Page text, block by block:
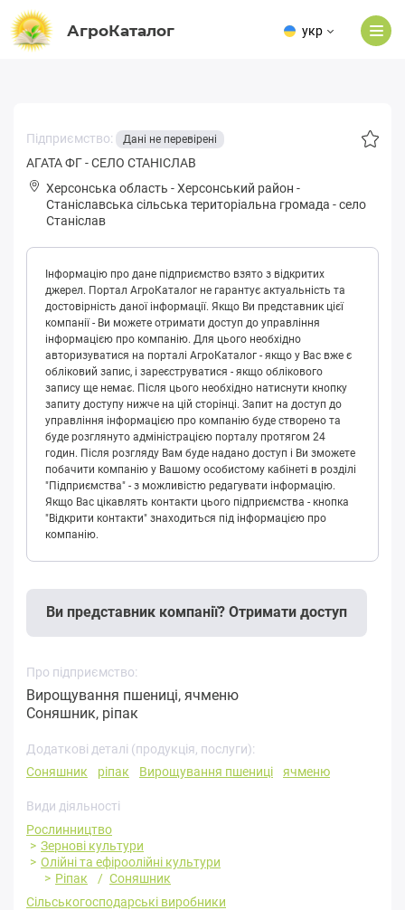
АгроКаталог укр
Підприємство: Дані не перевірені
АГАТА ФГ - СЕЛО СТАНІСЛАВ
Херсонська область -Херсонський район -
Стaніслaвськa сільська територіальна громада -село
Станіслав
Інформацію про дане підприємство взято з відкритих
джерел. Портал АгроКаталог не гарантує актуальність та
достовірність даної інформації. Якщо Ви представник цієї
компанії - Ви можете отримати доступ до управління
інформацією про компанію. Для цього необхідно
авторизуватися на порталі АгроКаталог - якщо у Вас вже є
обліковий запис, і зареєструватися - якщо облікового
запису ще немає. Після цього необхідно натиснути кнопку
запиту доступу нижче на цій сторінці. Запит на доступ до
управління інформацією про компанію буде створено та
буде розглянуто адміністрацією порталу протягом 24
годин. Після розгляду Вам буде надано доступ і Ви зможете
побачити компанію у Вашому особистому кабінеті в розділі
"Підприємства" - з можливістю редагувати інформацію.
Якщо Вас цікавлять контакти цього підприємства - кнопка
"Відкрити контакти" знаходиться під інформацією про
компанію.
Ви представник компанії? Отримати доступ
Про підприємство:
Вирощування пшениці, ячменю
Соняшник, ріпак
Додаткові деталі (продукція, послуги):
Соняшник
ріпак Вирощування пшениці ячменю
Види діяльності
Рослинництво
Зернові культури
Олійні та ефіроолійні культури
Ріпак
Соняшник
Сільськогосподарські виробники